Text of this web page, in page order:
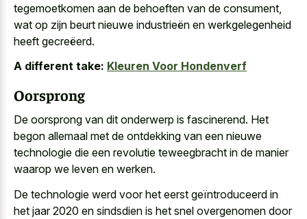
tegemoetkomen aan de behoeften van de consument,
wat op zijn beurt nieuwe industrieën en werkgelegenheid
heeft gecreëerd.
A different take: Kleuren Voor Hondenverf
Oorsprong
De oorsprong van dit onderwerp is fascinerend. Het
begon allemaal met de ontdekking van een nieuwe
technologie die een revolutie teweegbracht in de manier
waarop we leven en werken.
De technologie werd voor het eerst geïntroduceerd in
het jaar 2020 en sindsdien is het snel overgenomen door